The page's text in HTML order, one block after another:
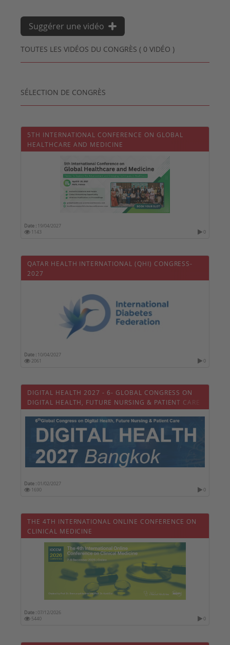
TOUTES LES VIDÉOS DU CONGRÈS ( 0 VIDÉO )
Suggérer une vidéo
SÉLECTION DE CONGRÈS
5TH INTERNATIONAL CONFERENCE ON GLOBAL
HEALTHCARE AND MEDICINE
Date : 19/04/2027
1143
0
QATAR HEALTH INTERNATIONAL (QHI) CONGRESS-
2027
Date : 10/04/2027
2061
0
DIGITAL HEALTH 2027 - 6- GLOBAL CONGRESS ON
DIGITAL HEALTH, FUTURE NURSING & PATIENT CARE
Date :01/02/2027
1690
0
THE 4TH INTERNATIONAL ONLINE CONFERENCE ON
CLINICAL MEDICINE
Date :07/12/2026
5440
0